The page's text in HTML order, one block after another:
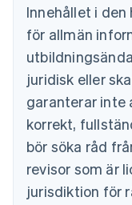
Innehållet i
för allmän
juridisk eller
garanterar inte
korrekt,
bör söka råd
revisor som är
jurisdiktion för
Brasilien
Bulgarien
English
Cypern
English
Danmark
English
English
Fastlandskina
简体中文 English
Finland